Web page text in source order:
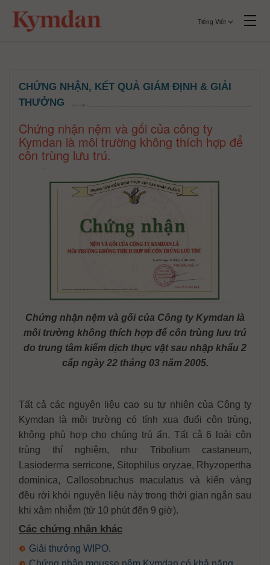
Tiếng Việt
CHỨNG NHẬN, KẾT QUẢ GIÁM ĐỊNH & GIẢI
THƯỞNG
Chứng nhận nệm và gối của công ty
Kymdan là môi trường không thích hợp để
côn trùng lưu trú.
Chứng nhận nệm và gối của Công ty Kymdan là
môi trường không thích hợp để côn trùng lưu trú
do trung tâm kiểm dịch thực vật sau nhập khẩu 2
cấp ngày 22 tháng 03 năm 2005.
Tất cả các nguyên liệu cao su tự nhiên của Công ty
Kymdan là môi trường có tính xua đuổi côn trùng,
không phù hợp cho chúng trú ẩn. Tất cả 6 loài côn
trùng thí nghiệm, như Tribolium castaneum,
Lasioderma serricone, Sitophilus oryzae, Rhyzopertha
dominica, Callosobruchus maculatus và kiến vàng
đều rời khỏi nguyên liệu này trong thời gian ngắn sau
khi xâm nhiễm (từ 10 phút đến 9 giờ).
Các chứng nhận khác
Giải thưởng WIPO.